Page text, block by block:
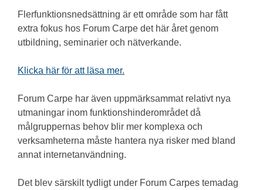
Flerfunktionsnedsättning är ett område som har fått
extra fokus hos Forum Carpe det här året genom
utbildning, seminarier och nätverkande.
Klicka här för att läsa mer.
Forum Carpe har även uppmärksammat relativt nya
utmaningar inom funktionshinderområdet då
målgruppernas behov blir mer komplexa och
verksamheterna måste hantera nya risker med bland
annat internetanvändning.
Det blev särskilt tydligt under Forum Carpes temadag